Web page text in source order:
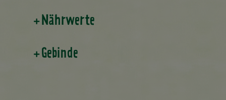
Nährwerte
Gebinde